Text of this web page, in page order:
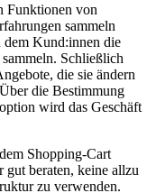
Funktionen von
sammeln
dem Kund:innen die
Schließlich
die sie ändern
die Bestimmung
wird das Geschäft
Shopping-Cart
gut beraten, keine allzu
zu verwenden.